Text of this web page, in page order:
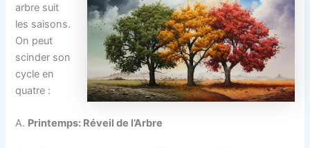
arbre suit
les saisons.
On peut
scinder son
cycle en
quatre :
A. Printemps: Réveil de l’Arbre